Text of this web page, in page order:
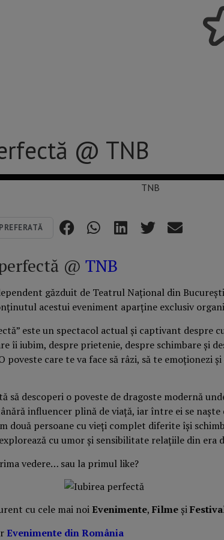
@ TNB
@ TNB
găzduit de Teatrul Național din
acestui eveniment aparține exclusiv
este un spectacol actual și captivant despre
îi iubim, despre prietenie, despre schimbare și
poveste care te va face să râzi, să te emoționezi
să descoperi o poveste de dragoste modernă
influencer plină de viață, iar între ei se naște
două persoane cu vieți complet diferite își
cu umor și sensibilitate relațiile din era
vedere… sau la primul like?
cu cele mai noiEvenimente, Filme și
Evenimente din România